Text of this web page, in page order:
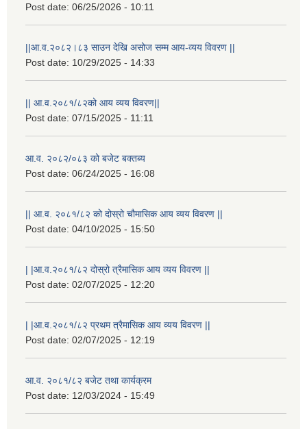
Post date: 06/25/2026 - 10:11
||आ.व.२०८२।८३ साउन देखि असोज सम्म आय-व्यय विवरण ||
Post date: 10/29/2025 - 14:33
|| आ.व.२०८१/८२को आय व्यय विवरण||
Post date: 07/15/2025 - 11:11
आ.व. २०८२/०८३ को बजेट बक्तब्य
Post date: 06/24/2025 - 16:08
|| आ.व. २०८१/८२ को दोस्रो चौमासिक आय व्यय विवरण ||
Post date: 04/10/2025 - 15:50
| |आ.व.२०८१/८२ दोस्रो त्रैमासिक आय व्यय विवरण ||
Post date: 02/07/2025 - 12:20
| |आ.व.२०८१/८२ प्रथम त्रैमासिक आय व्यय विवरण ||
Post date: 02/07/2025 - 12:19
आ.व. २०८१/८२ बजेट तथा कार्यक्रम
Post date: 12/03/2024 - 15:49